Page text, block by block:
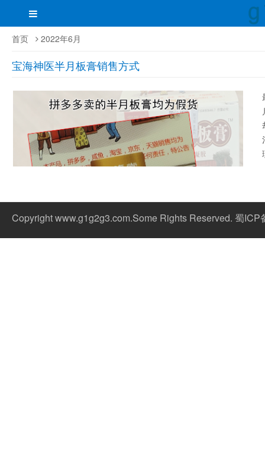
首页 2022年6月
宝海神医半月板膏销售方式
Copyright www.g1g2g3.com.Some Rights Reserved. 蜀ICP